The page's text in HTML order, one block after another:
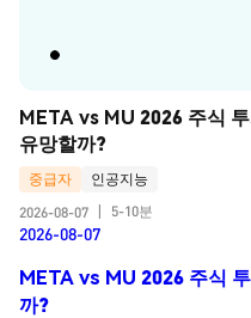
META vs MU 2026 주식
유망할까?
중급자
인공지능
2026-08-07
5-10분
2026-08-07
META vs MU 2026 주식
까?